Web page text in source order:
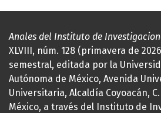
Anales del Instituto de
XLVIII, núm. 128 (primavera de
semestral, editada por la
Autónoma de México, Avenida
Universitaria, Alcaldía Coyoacán,
México, a través del Instituto de